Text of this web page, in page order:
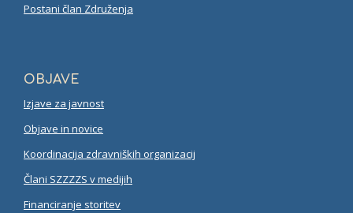
Postani član Združenja
OBJAVE
Izjave za javnost
Objave in novice
Koordinacija zdravniških organizacij
Člani SZZZZS v medijih
Financiranje storitev